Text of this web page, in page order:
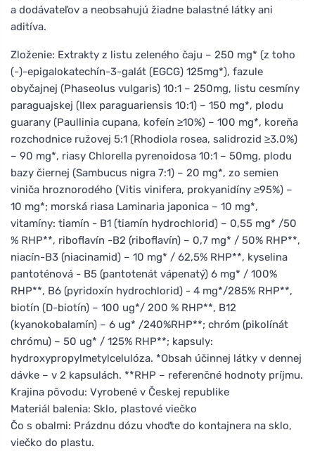
a dodávateľov a neobsahujú žiadne balastné látky ani
aditíva.
Zloženie: Extrakty z listu zeleného čaju – 250 mg* (z toho
(-)-epigalokatechín-3-galát (EGCG) 125mg*), fazule
obyčajnej (Phaseolus vulgaris) 10:1 – 250mg, listu cesmíny
paraguajskej (Ilex paraguariensis 10:1) – 150 mg*, plodu
guarany (Paullinia cupana, kofeín ≥10%) – 100 mg*, koreňa
rozchodnice ružovej 5:1 (Rhodiola rosea, salidrozid ≥3.0%)
– 90 mg*, riasy Chlorella pyrenoidosa 10:1 – 50mg, plodu
bazy čiernej (Sambucus nigra 7:1) – 20 mg*, zo semien
viniča hroznorodého (Vitis vinifera, prokyanidíny ≥95%) –
10 mg*; morská riasa Laminaria japonica – 10 mg*,
vitamíny: tiamín - B1 (tiamín hydrochlorid) – 0,55 mg* /50
% RHP**, riboflavín -B2 (riboflavín) – 0,7 mg* / 50% RHP**,
niacín-B3 (niacinamid) – 10 mg* / 62,5% RHP**, kyselina
pantoténová - B5 (pantotenát vápenatý) 6 mg* / 100%
RHP**, B6 (pyridoxín hydrochlorid) - 4 mg*/285% RHP**,
biotín (D-biotín) – 100 ug*/ 200 % RHP**, B12
(kyanokobalamín) – 6 ug* /240%RHP**; chróm (pikolínát
chrómu) – 50 ug* / 125% RHP**; kapsuly:
hydroxypropylmetylcelulóza. *Obsah účinnej látky v dennej
dávke – v 2 kapsulách. **RHP – referenčné hodnoty príjmu.
Krajina pôvodu: Vyrobené v Českej republike
Materiál balenia: Sklo, plastové viečko
Čo s obalmi: Prázdnu dózu vhoďte do kontajnera na sklo,
viečko do plastu.